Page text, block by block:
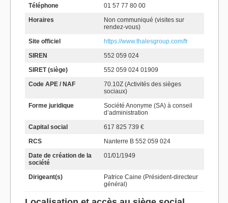
Téléphone
01 57 77 80 00
Horaires
Non communiqué (visites sur
rendez-vous)
Site officiel
https://www.thalesgroup.com/fr
SIREN
552 059 024
SIRET (siège)
552 059 024 01909
Code APE / NAF
70.10Z (Activités des sièges
sociaux)
Forme juridique
Société Anonyme (SA) à conseil
d’administration
Capital social
617 825 739 €
RCS
Nanterre B 552 059 024
Date de création de la
société
01/01/1949
Dirigeant(s)
Patrice Caine (Président-directeur
général)